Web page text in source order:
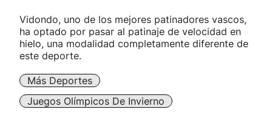
Más deportes
Vidondo, uno de los mejores patinadores vascos,
ha optado por pasar al patinaje de velocidad en
hielo, una modalidad completamente diferente de
este deporte.
Más Deportes
Juegos Olímpicos De Invierno